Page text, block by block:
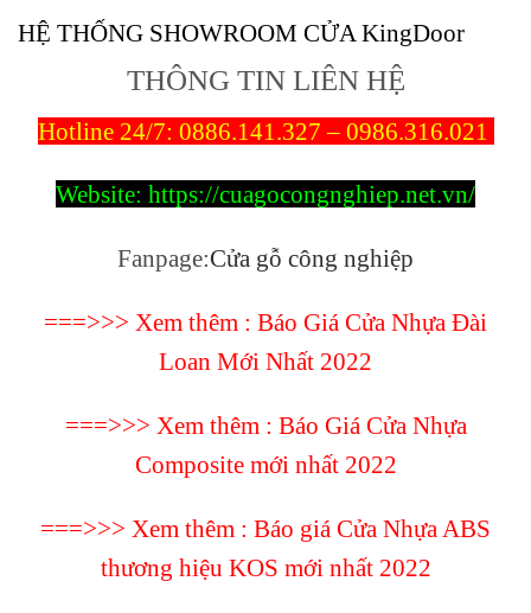
HỆ THỐNG SHOWROOM CỬA KingDoor
THÔNG TIN LIÊN HỆ
Hotline 24/7: 0886.141.327 – 0986.316.021
Website: https://cuagocongnghiep.net.vn/
Fanpage:Cửa gỗ công nghiệp
===>>> Xem thêm : Báo Giá Cửa Nhựa Đài
Loan Mới Nhất 2022
===>>> Xem thêm : Báo Giá Cửa Nhựa
Composite mới nhất 2022
===>>> Xem thêm : Báo giá Cửa Nhựa ABS
thương hiệu KOS mới nhất 2022